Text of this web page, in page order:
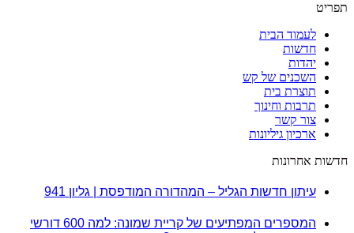
תפריט
לעמוד הבית
חדשות
יהדות
השכנים של קש
תוצרת בית
תרבות וחינוך
צור קשר
ארכיון גיליונות
חדשות אחרונות
עיתון חדשות הגליל – המהדורה המודפסת | גליון 941
המספרים המפתיעים של קריית שמונה: למה 600 דורשי